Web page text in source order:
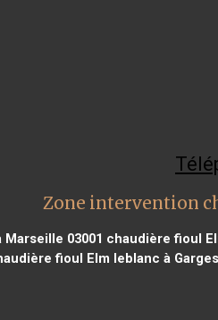
Zone intervention
03001 chaudière fioul
fioul Elm leblanc à